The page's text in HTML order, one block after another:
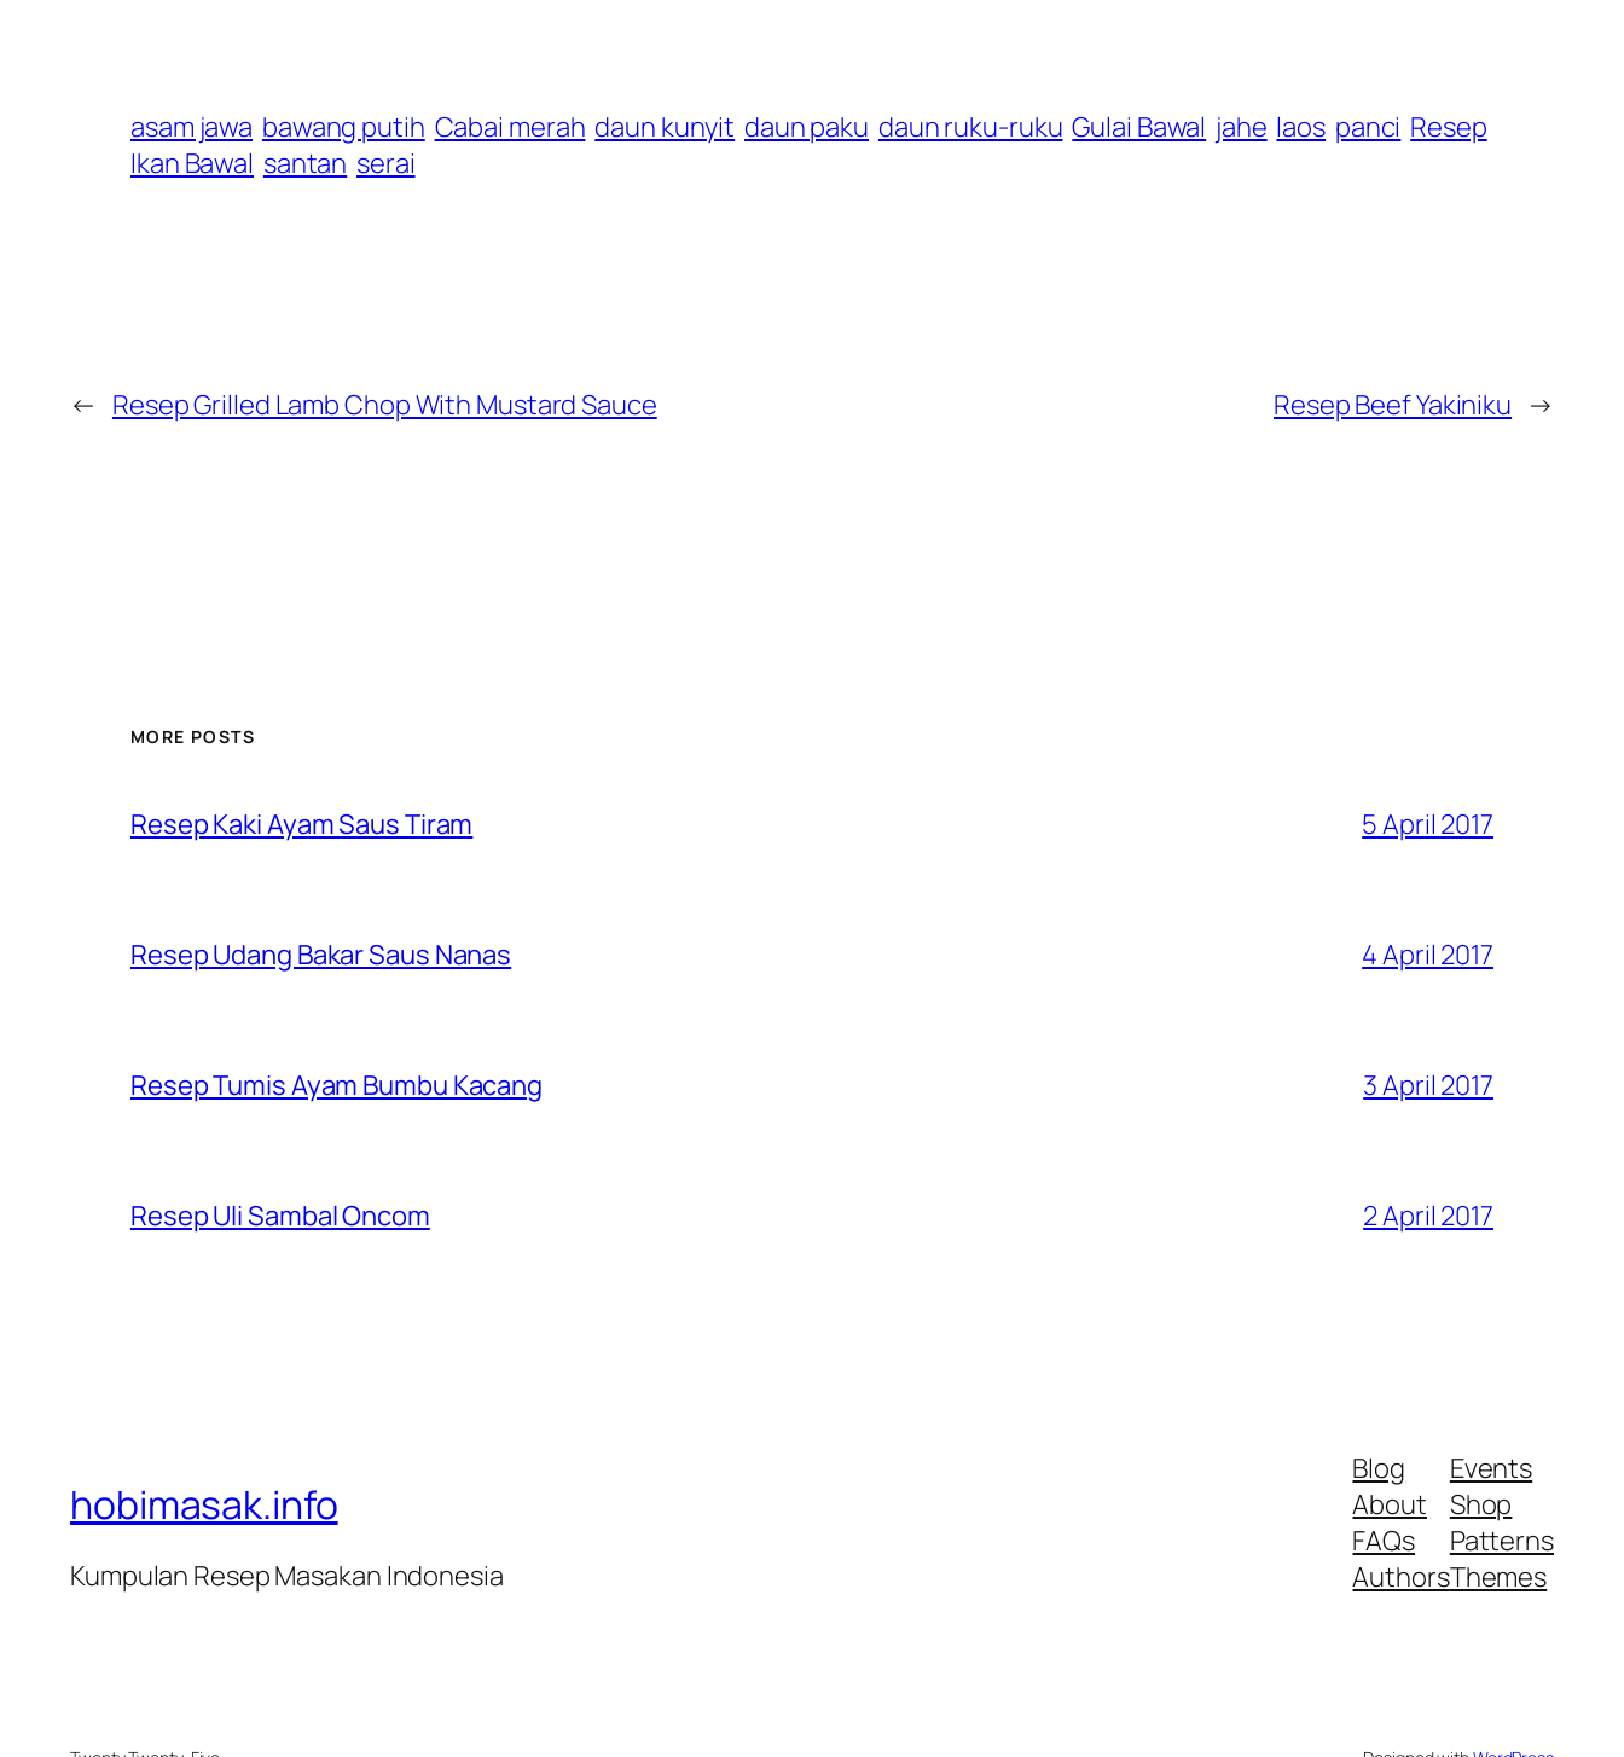
asam jawa bawang putih Cabai merah daun kunyit daun paku daun ruku-ruku Gulai Bawal jahe laos panci Resep
Ikan Bawal santan serai
← Resep Grilled Lamb Chop With Mustard Sauce Resep Beef Yakiniku →
MORE POSTS
Resep Kaki Ayam Saus Tiram 5 April 2017
Resep Udang Bakar Saus Nanas 4 April 2017
Resep Tumis Ayam Bumbu Kacang 3 April 2017
Resep Uli Sambal Oncom 2 April 2017
hobimasak.info
Kumpulan Resep Masakan Indonesia
Blog
About
FAQs
Authors
Events
Shop
Patterns
Themes